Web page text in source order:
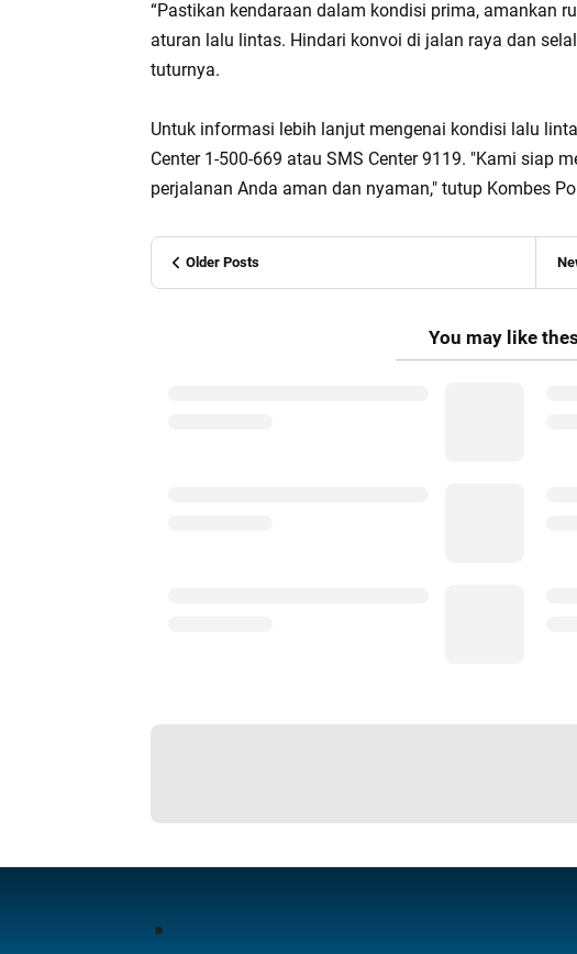
“Pastikan kendaraan dalam kondisi prima, amankan
aturan lalu lintas. Hindari konvoi di jalan raya dan
tuturnya.
Untuk informasi lebih lanjut mengenai kondisi lalu
Center 1-500-669 atau SMS Center 9119. "Kami siap
perjalanan Anda aman dan nyaman," tutup Kombes
Older Posts
You may like